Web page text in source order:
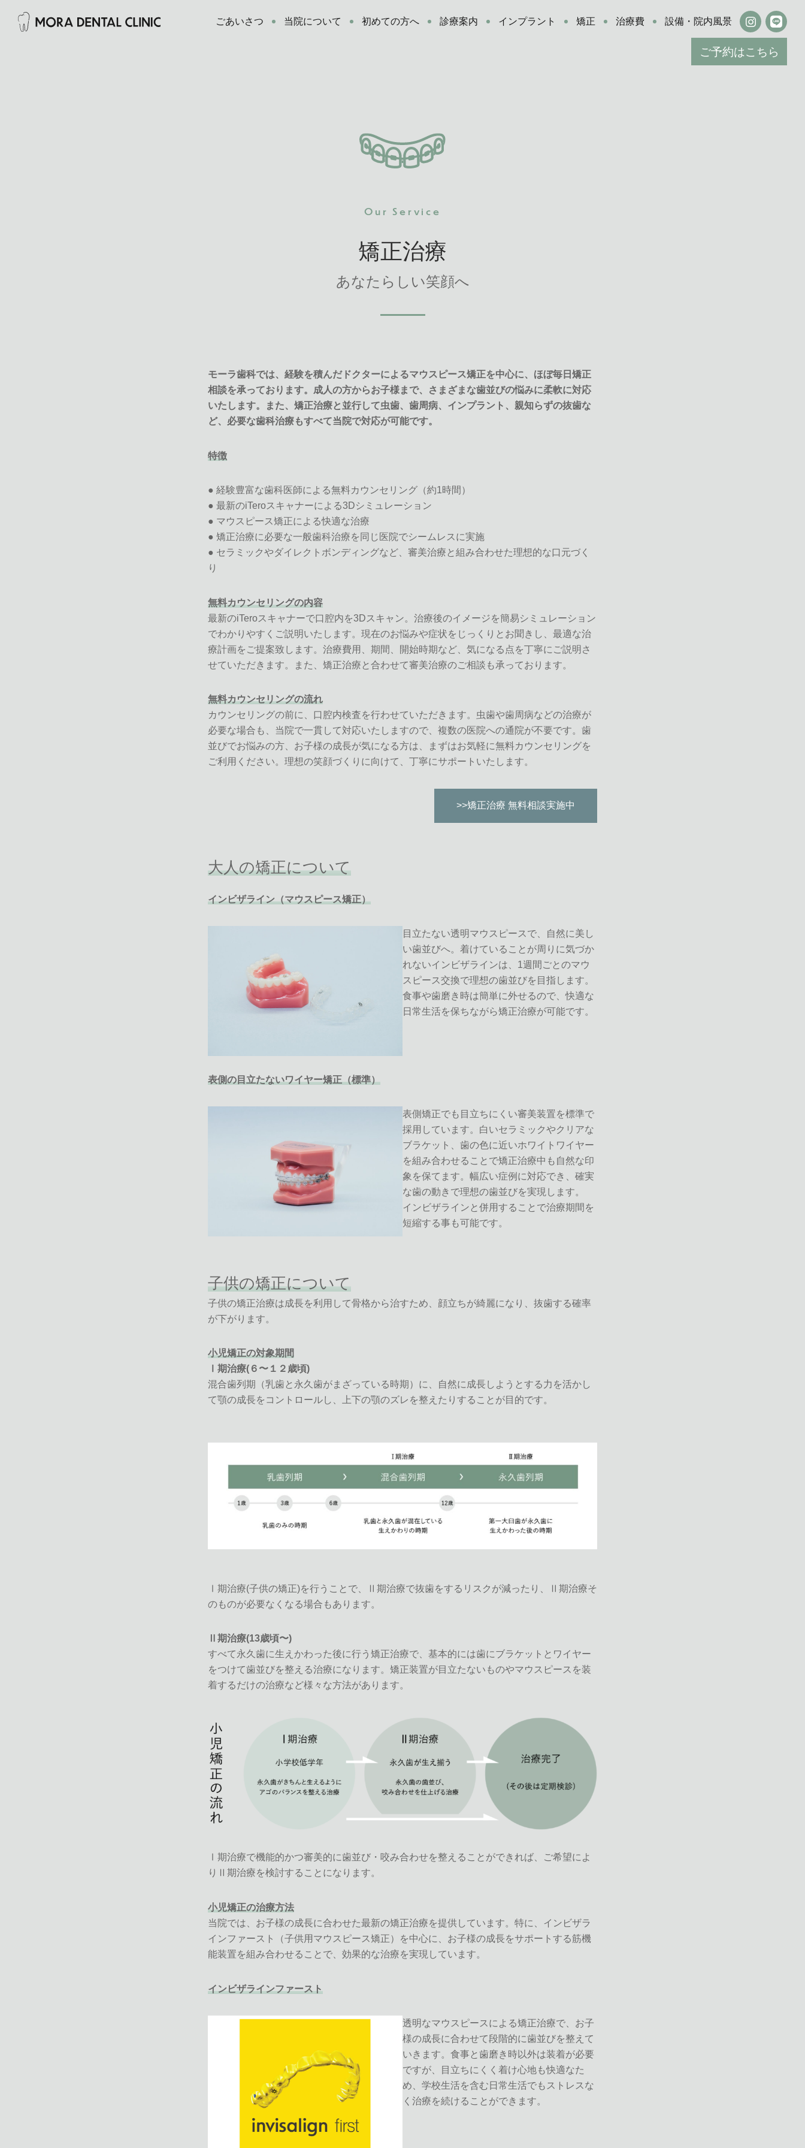
ごあいさつ 当院について 初めての方へ 診療案内 インプラント 矯正 治療費 設備・院内風景
ご予約はこちら
Our Service
矯正治療
あなたらしい笑顔へ
モーラ歯科では、経験を積んだドクターによるマウスピース矯正を中心に、ほぼ毎日矯正
相談を承っております。成人の方からお子様まで、さまざまな歯並びの悩みに柔軟に対応
いたします。また、矯正治療と並行して虫歯、歯周病、インプラント、親知らずの抜歯な
ど、必要な歯科治療もすべて当院で対応が可能です。
特徴
● 経験豊富な歯科医師による無料カウンセリング（約1時間）
● 最新のiTeroスキャナーによる3Dシミュレーション
● マウスピース矯正による快適な治療
● 矯正治療に必要な一般歯科治療を同じ医院でシームレスに実施
● セラミックやダイレクトボンディングなど、審美治療と組み合わせた理想的な口元づく
り
無料カウンセリングの内容
最新のiTeroスキャナーで口腔内を3Dスキャン。治療後のイメージを簡易シミュレーション
でわかりやすくご説明いたします。現在のお悩みや症状をじっくりとお聞きし、最適な治
療計画をご提案致します。治療費用、期間、開始時期など、気になる点を丁寧にご説明さ
せていただきます。また、矯正治療と合わせて審美治療のご相談も承っております。
無料カウンセリングの流れ
カウンセリングの前に、口腔内検査を行わせていただきます。虫歯や歯周病などの治療が
必要な場合も、当院で一貫して対応いたしますので、複数の医院への通院が不要です。歯
並びでお悩みの方、お子様の成長が気になる方は、まずはお気軽に無料カウンセリングを
ご利用ください。理想の笑顔づくりに向けて、丁寧にサポートいたします。
>>矯正治療 無料相談実施中
大人の矯正について
インビザライン（マウスピース矯正）
目立たない透明マウスピースで、自然に美し
い歯並びへ。着けていることが周りに気づか
れないインビザラインは、1週間ごとのマウ
スピース交換で理想の歯並びを目指します。
食事や歯磨き時は簡単に外せるので、快適な
日常生活を保ちながら矯正治療が可能です。
表側の目立たないワイヤー矯正（標準）
表側矯正でも目立ちにくい審美装置を標準で
採用しています。白いセラミックやクリアな
ブラケット、歯の色に近いホワイトワイヤー
を組み合わせることで矯正治療中も自然な印
象を保てます。幅広い症例に対応でき、確実
な歯の動きで理想の歯並びを実現します。
インビザラインと併用することで治療期間を
短縮する事も可能です。
子供の矯正について
子供の矯正治療は成長を利用して骨格から治すため、顔立ちが綺麗になり、抜歯する確率
が下がります。
小児矯正の対象期間
Ⅰ期治療(６〜１２歳頃)
混合歯列期（乳歯と永久歯がまざっている時期）に、自然に成長しようとする力を活かし
て顎の成長をコントロールし、上下の顎のズレを整えたりすることが目的です。
Ⅰ期治療(子供の矯正)を行うことで、Ⅱ期治療で抜歯をするリスクが減ったり、Ⅱ期治療そ
のものが必要なくなる場合もあります。
Ⅱ期治療(13歳頃〜)
すべて永久歯に生えかわった後に行う矯正治療で、基本的には歯にブラケットとワイヤー
をつけて歯並びを整える治療になります。矯正装置が目立たないものやマウスピースを装
着するだけの治療など様々な方法があります。
Ⅰ期治療で機能的かつ審美的に歯並び・咬み合わせを整えることができれば、ご希望によ
りⅡ期治療を検討することになります。
小児矯正の治療方法
当院では、お子様の成長に合わせた最新の矯正治療を提供しています。特に、インビザラ
インファースト（子供用マウスピース矯正）を中心に、お子様の成長をサポートする筋機
能装置を組み合わせることで、効果的な治療を実現しています。
インビザラインファースト
透明なマウスピースによる矯正治療で、お子
様の成長に合わせて段階的に歯並びを整えて
いきます。食事と歯磨き時以外は装着が必要
ですが、目立ちにくく着け心地も快適なた
め、学校生活を含む日常生活でもストレスな
く治療を続けることができます。